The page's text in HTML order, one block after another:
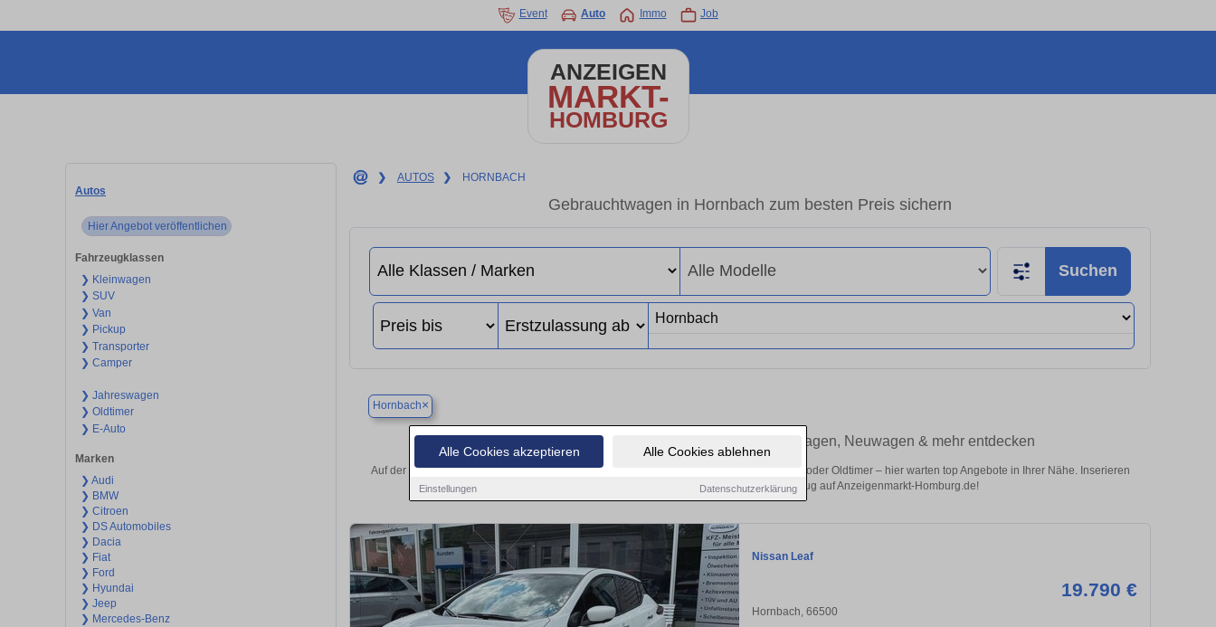
Alle Cookies akzeptieren Alle Cookies ablehnen
Einstellungen Datenschutzerklärung
Event Auto Immo Job
ANZEIGEN
MARKT-
HOMBURG
Autos
Hier Angebot veröffentlichen
Fahrzeugklassen
❯ Kleinwagen
❯ SUV
❯ Van
❯ Pickup
❯ Transporter
❯ Camper
❯ Jahreswagen
❯ Oldtimer
❯ E-Auto
Marken
❯ Audi
❯ BMW
❯ Citroen
❯ DS Automobiles
❯ Dacia
❯ Fiat
❯ Ford
❯ Hyundai
❯ Jeep
❯ Mercedes-Benz
❯ AUTOS ❯ HORNBACH
Gebrauchtwagen in Hornbach zum besten Preis sichern
Suchen
Hornbach×
Ihr perfektes Autoangebot in Hornbach – Gebrauchtwagen, Neuwagen & mehr entdecken
Auf der Suche nach einem Gebrauchtwagen in Hornbach? Ob Kleinwagen, SUV, Cabrio oder Oldtimer – hier warten top Angebote in Ihrer Nähe. Inserieren
Sie Ihr Auto kostenlos oder finden Sie Ihr nächstes Fahrzeug auf Anzeigenmarkt-Homburg.de!
Nissan Leaf
19.790 €
Hornbach, 66500